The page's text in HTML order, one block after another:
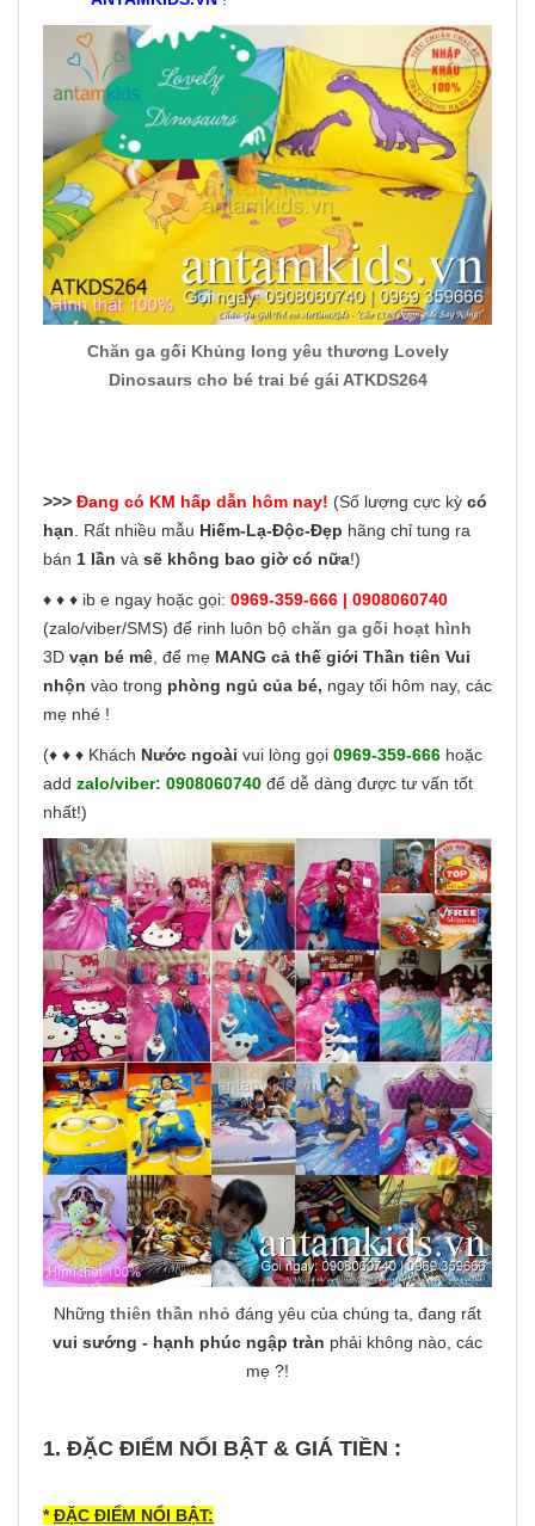
Chăn ga gối Khủng long yêu thương Lovely
Dinosaurs cho bé trai bé gái ATKDS264
>>> Đang có KM hấp dẫn hôm nay! (Số lượng cực kỳ có
hạn . Rất nhiều mẫu Hiếm-Lạ-Độc-Đẹp hãng chỉ tung ra
bán 1 lần và sẽ không bao giờ có nữa!)
♦ ♦ ♦ ib e ngay hoặc gọi: 0969-359-666 | 0908060740
(zalo/viber/SMS) để rinh luôn bộ chăn ga gối hoạt hình
3D vạn bé mê , để mẹ MANG cả thế giới Thần tiên Vui
nhộn vào trong phòng ngủ của bé, ngay tối hôm nay, các
mẹ nhé !
(♦ ♦ ♦ Khách Nước ngoài vui lòng gọi 0969-359-666 hoặc
add zalo/viber: 0908060740 để dễ dàng được tư vấn tốt
nhất!)
Những thiên thần nhỏ đáng yêu của chúng ta, đang rất
vui sướng - hạnh phúc ngập tràn phải không nào, các
mẹ ?!
1. ĐẶC ĐIỂM NỔI BẬT & GIÁ TIỀN :
*ĐẶC ĐIỂM NỔI BẬT: